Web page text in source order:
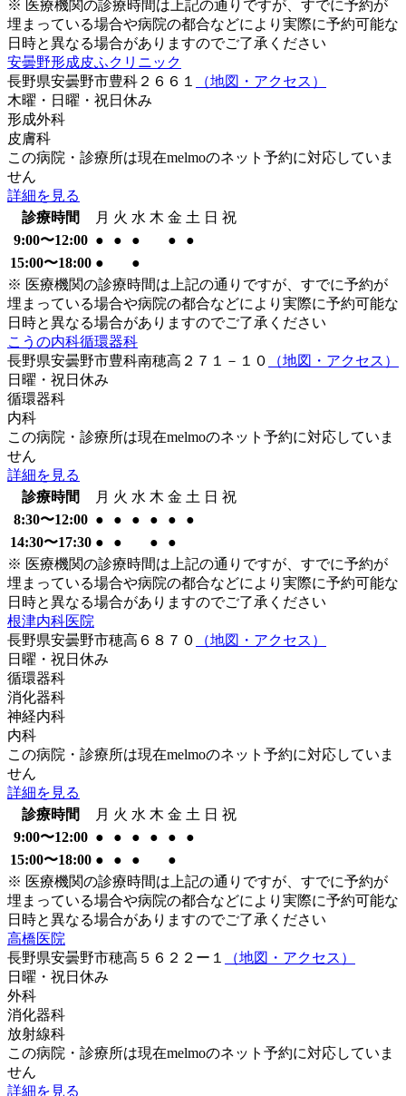
※ 医療機関の診療時間は上記の通りですが、すでに予約が
埋まっている場合や病院の都合などにより実際に予約可能な
日時と異なる場合がありますのでご了承ください
安曇野形成皮ふクリニック
長野県安曇野市豊科２６６１
（地図・アクセス）
木曜・日曜・祝日 休み
形成外科
皮膚科
この病院・診療所は現在melmoのネット予約に対応していま
せん
詳細を見る
診療時間
月 火 水 木 金 土 日 祝
9:00〜12:00 ● ● ● ●
●
15:00〜18:00 ●
●
※ 医療機関の診療時間は上記の通りですが、すでに予約が
埋まっている場合や病院の都合などにより実際に予約可能な
日時と異なる場合がありますのでご了承ください
こうの内科循環器科
長野県安曇野市豊科南穂高２７１－１０
（地図・アクセス）
日曜・祝日 休み
循環器科
内科
この病院・診療所は現在melmoのネット予約に対応していま
せん
詳細を見る
診療時間
月 火 水 木 金 土 日 祝
8:30〜12:00 ● ● ● ● ●
●
14:30〜17:30 ● ● ●
●
※ 医療機関の診療時間は上記の通りですが、すでに予約が
埋まっている場合や病院の都合などにより実際に予約可能な
日時と異なる場合がありますのでご了承ください
根津内科医院
長野県安曇野市穂高６８７０
（地図・アクセス）
日曜・祝日 休み
循環器科
消化器科
神経内科
内科
この病院・診療所は現在melmoのネット予約に対応していま
せん
詳細を見る
診療時間
月 火 水 木 金 土 日 祝
9:00〜12:00 ● ● ● ● ●
●
15:00〜18:00 ● ● ●
●
※ 医療機関の診療時間は上記の通りですが、すでに予約が
埋まっている場合や病院の都合などにより実際に予約可能な
日時と異なる場合がありますのでご了承ください
高橋医院
長野県安曇野市穂高５６２２ー１
（地図・アクセス）
日曜・祝日 休み
外科
消化器科
放射線科
この病院・診療所は現在melmoのネット予約に対応していま
せん
詳細を見る